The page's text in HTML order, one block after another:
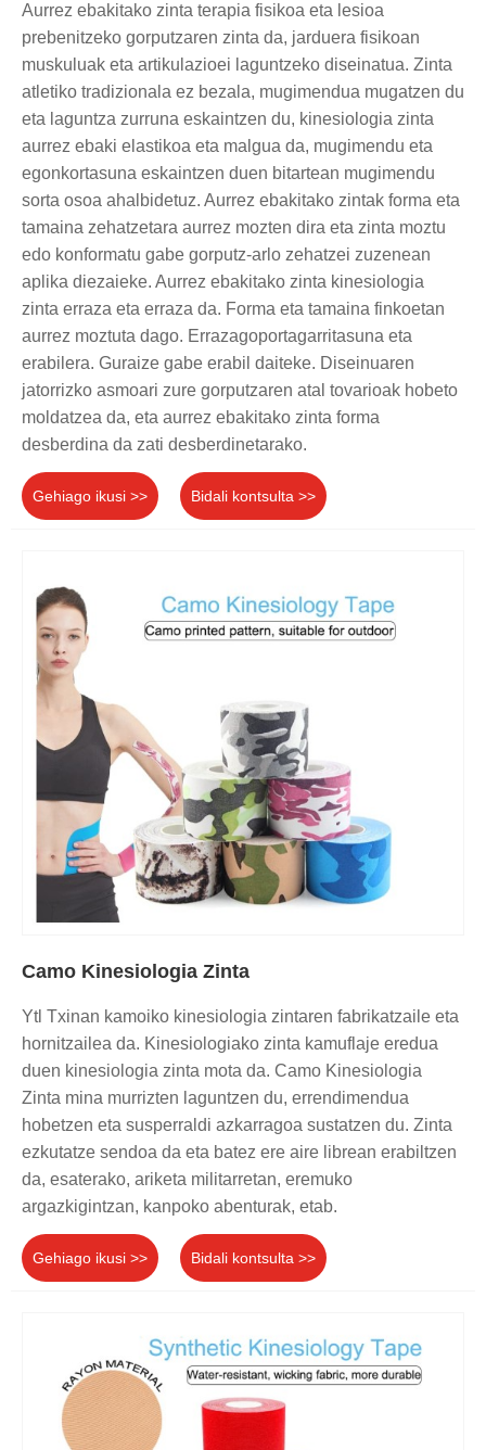
Aurrez ebakitako zinta terapia fisikoa eta lesioa
prebenitzeko gorputzaren zinta da, jarduera fisikoan
muskuluak eta artikulazioei laguntzeko diseinatua. Zinta
atletiko tradizionala ez bezala, mugimendua mugatzen du
eta laguntza zurruna eskaintzen du, kinesiologia zinta
aurrez ebaki elastikoa eta malgua da, mugimendu eta
egonkortasuna eskaintzen duen bitartean mugimendu
sorta osoa ahalbidetuz. Aurrez ebakitako zintak forma eta
tamaina zehatzetara aurrez mozten dira eta zinta moztu
edo konformatu gabe gorputz-arlo zehatzei zuzenean
aplika diezaieke. Aurrez ebakitako zinta kinesiologia
zinta erraza eta erraza da. Forma eta tamaina finkoetan
aurrez moztuta dago. Errazagoportagarritasuna eta
erabilera. Guraize gabe erabil daiteke. Diseinuaren
jatorrizko asmoari zure gorputzaren atal tovarioak hobeto
moldatzea da, eta aurrez ebakitako zinta forma
desberdina da zati desberdinetarako.
Gehiago ikusi >> Bidali kontsulta >>
Camo Kinesiologia Zinta
Ytl Txinan kamoiko kinesiologia zintaren fabrikatzaile eta
hornitzailea da. Kinesiologiako zinta kamuflaje eredua
duen kinesiologia zinta mota da. Camo Kinesiologia
Zinta mina murrizten laguntzen du, errendimendua
hobetzen eta susperraldi azkarragoa sustatzen du. Zinta
ezkutatze sendoa da eta batez ere aire librean erabiltzen
da, esaterako, ariketa militarretan, eremuko
argazkigintzan, kanpoko abenturak, etab.
Gehiago ikusi >> Bidali kontsulta >>